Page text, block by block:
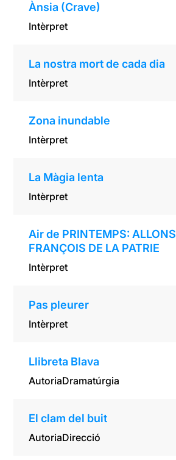
Ànsia (Crave)
Intèrpret
La nostra mort de cada dia
Intèrpret
Zona inundable
Intèrpret
La Màgia lenta
Intèrpret
Air de PRINTEMPS: ALLONS
FRANÇOIS DE LA PATRIE
Intèrpret
Pas pleurer
Intèrpret
Llibreta Blava
AutoriaDramatúrgia
El clam del buit
AutoriaDirecció